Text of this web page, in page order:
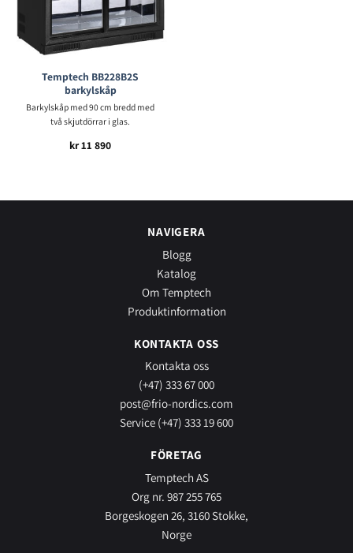
Temptech BB228B2S
barkylskåp
Barkylskåp med 90 cm bredd med
två skjutdörrar i glas.
kr11 890
NAVIGERA
Blogg
Katalog
Om Temptech
Produktinformation
KONTAKTA OSS
Kontakta oss
(+47) 333 67 000
post@frio-nordics.com
Service (+47) 333 19 600
FÖRETAG
Temptech AS
Org nr. 987 255 765
Borgeskogen 26, 3160 Stokke,
Norge